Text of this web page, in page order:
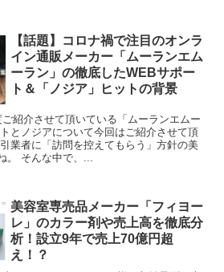
【話題】コロナ禍で注目のオンラ
イン通販メーカー「ムーランエム
ーラン」の徹底したWEBサポー
ト＆「ノジア」ヒットの背景
紹介させて頂いている「ムーランエムー
とノジアについて今回はご紹介させて頂
業者に「訪問を控えてもらう」方針の美
。 そんな中で、...
美容室専売品メーカー「フィヨー
レ」のカラー剤や売上高を徹底分
析！設立9年で売上70億円超
え！？